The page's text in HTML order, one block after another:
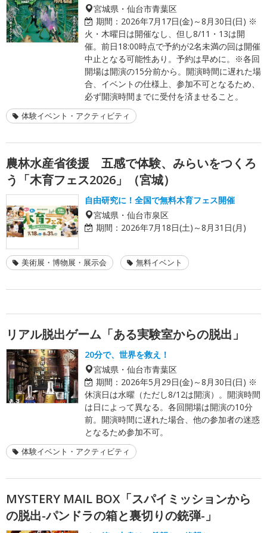
宮城県・仙台市青葉区
期間： 2026年7月17日(金)～8月30日(日) ※
火・木曜日は開催なし、但し8/11・13は開
催。前日18:00時点で予約が2名未満の回は開催
中止となる可能性あり。予約は早めに。※各回
開場は開演の15分前から。開演時間に遅れた場
合、イベントの仕様上、参加不可となるため、
必ず開演時間までに受付を済ませること。
体験イベント・アクティビティ
農林水産省後援 五感で体験、みらいをつくろ
う「木育フェス2026」（宮城）
自由研究に！全国で無料木育フェス開催
宮城県・仙台市泉区
期間： 2026年7月18日(土)～8月31日(月)
美術展・博物展・展示会 無料イベント
リアル脱出ゲーム「ある実験室からの脱出」
20分で、世界を救え！
宮城県・仙台市青葉区
期間： 2026年5月29日(金)～8月30日(日) ※
休演日は水曜（ただし8/12は開演）。開演時間
は日によって異なる。各回開場は開演の10分
前。開演時間に遅れた場合、他の参加者の迷惑
となるため参加不可。
体験イベント・アクティビティ
MYSTERY MAIL BOX「スパイミッションから
の脱出-パンドラの箱と裏切りの銃弾-」